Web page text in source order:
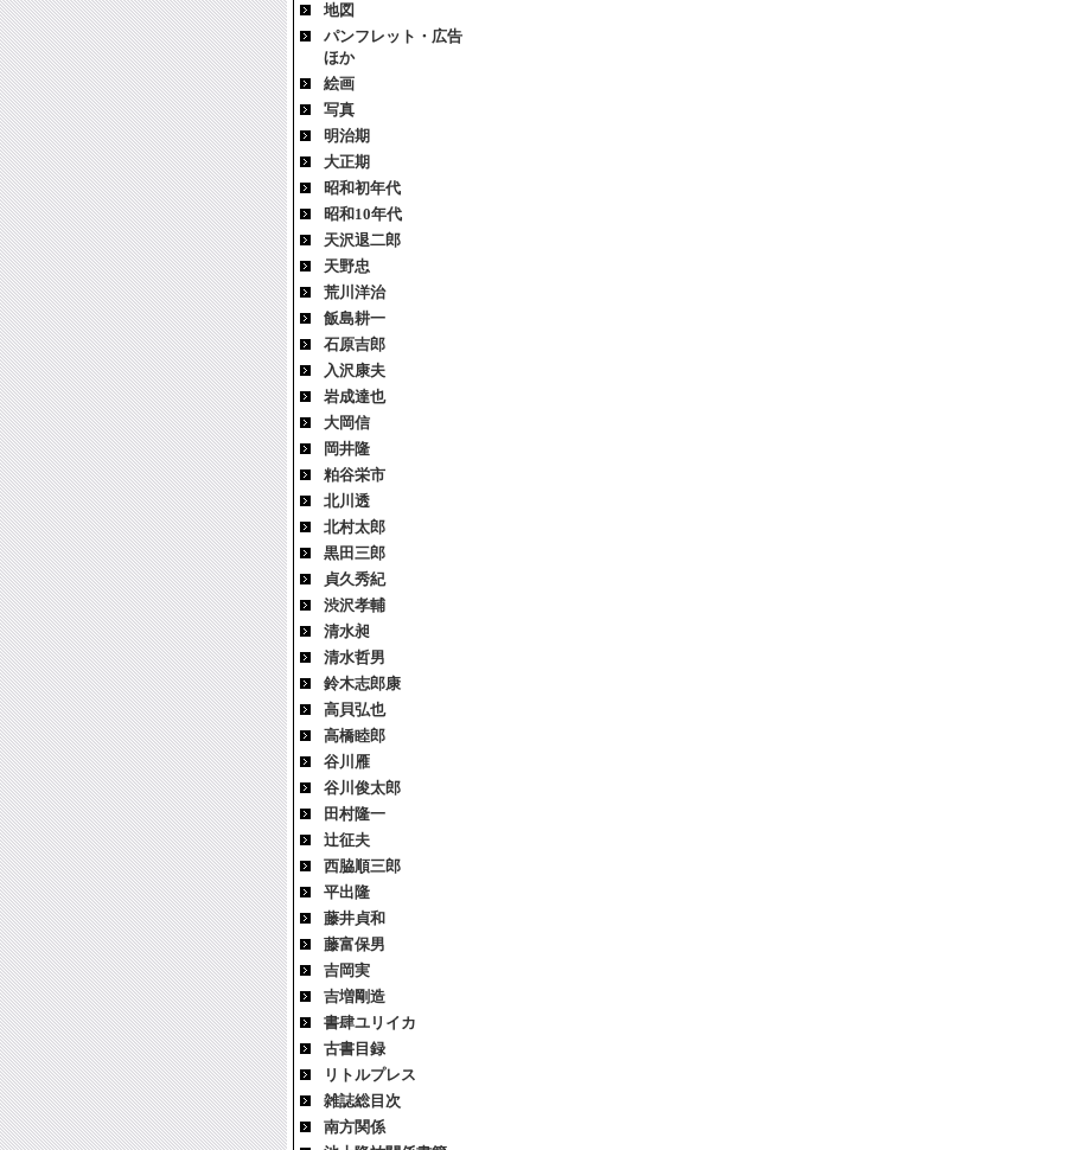
地図
パンフレット・広告
ほか
絵画
写真
明治期
大正期
昭和初年代
昭和10年代
天沢退二郎
天野忠
荒川洋治
飯島耕一
石原吉郎
入沢康夫
岩成達也
大岡信
岡井隆
粕谷栄市
北川透
北村太郎
黒田三郎
貞久秀紀
渋沢孝輔
清水昶
清水哲男
鈴木志郎康
高貝弘也
高橋睦郎
谷川雁
谷川俊太郎
田村隆一
辻征夫
西脇順三郎
平出隆
藤井貞和
藤富保男
吉岡実
吉増剛造
書肆ユリイカ
古書目録
リトルプレス
雑誌総目次
南方関係